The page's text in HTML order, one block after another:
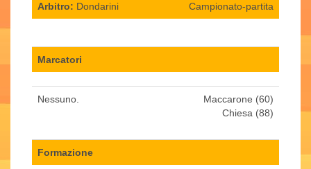
Arbitro: Dondarini Campionato-partita
Marcatori
Nessuno.
Maccarone (60)
Chiesa (88)
Formazione